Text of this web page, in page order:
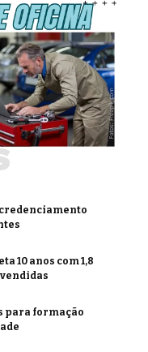
10 anos com 1,8
para formação